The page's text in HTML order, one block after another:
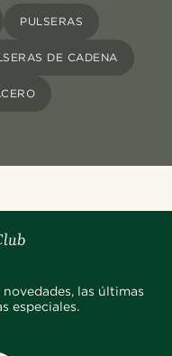
PULSERAS
DE CADENA
las últimas
especiales.